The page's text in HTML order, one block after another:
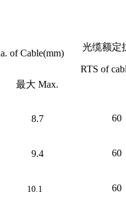
of Cable(mm)
光缆额定
RTS of
最大 Max.
8.7 60
9.4 60
10.1 60